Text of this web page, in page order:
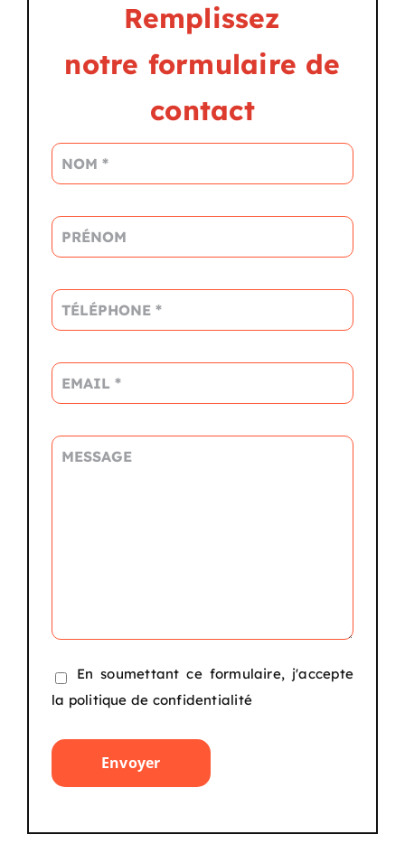
Remplissez
notre formulaire de
contact
En soumettant ce formulaire, j'accepte
la politique de confidentialité